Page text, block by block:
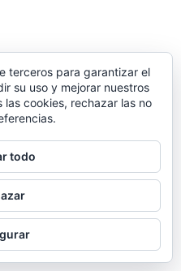
arrastrando consigo a la
terceros para garantizar el
su uso y mejorar nuestros
cookies, rechazar las no
todo